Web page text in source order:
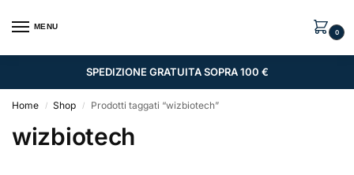
MENU
0
SPEDIZIONE GRATUITA SOPRA 100 €
Home / Shop / Prodotti taggati “wizbiotech”
wizbiotech